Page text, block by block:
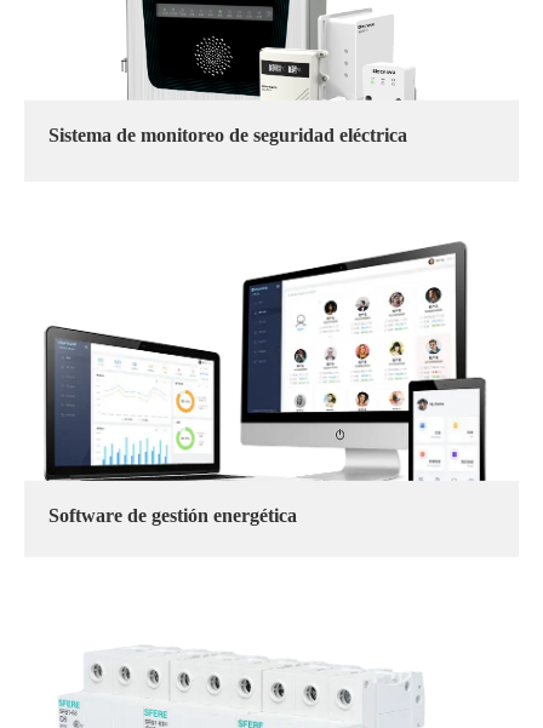
Sistema de monitoreo de seguridad eléctrica
Software de gestión energética